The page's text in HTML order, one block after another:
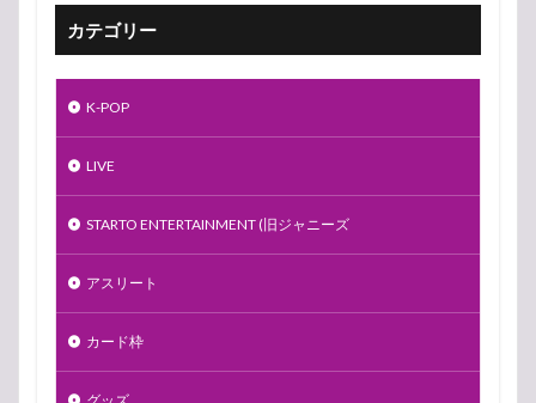
カテゴリー
K-POP
LIVE
STARTO ENTERTAINMENT (旧ジャニーズ
アスリート
カード枠